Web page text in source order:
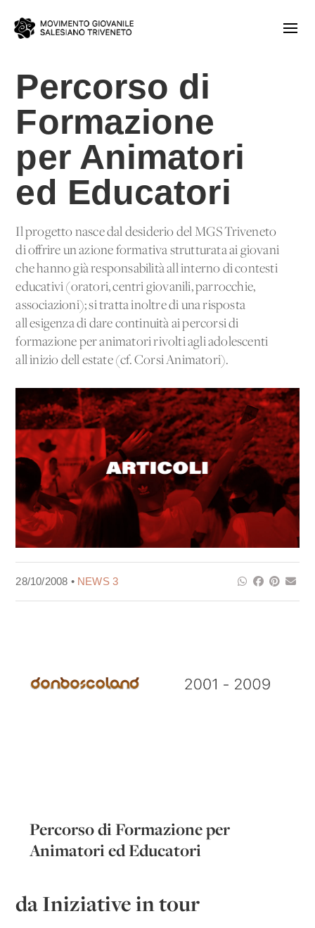
Percorso di
Formazione
per Animatori
ed Educatori
Il progetto nasce dal desiderio del MGS Triveneto
di offrire un'azione formativa strutturata ai giovani
che hanno già responsabilità all'interno di contesti
educativi (oratori, centri giovanili, parrocchie,
associazioni); si tratta inoltre di una risposta
all'esigenza di dare continuità ai percorsi di
formazione per animatori rivolti agli adolescenti
all'inizio dell'estate (cf. Corsi Animatori).
28/10/2008 • NEWS 3
Percorso di Formazione per
Animatori ed Educatori
da Iniziative in tour